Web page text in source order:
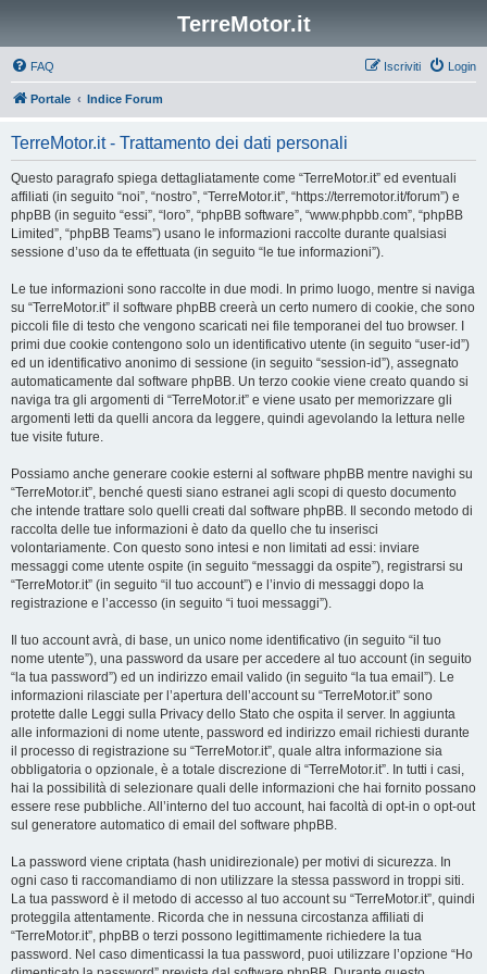
TerreMotor.it
FAQ Login
Iscriviti
Portale Indice Forum
TerreMotor.it - Trattamento dei dati personali
Questo paragrafo spiega dettagliatamente come “TerreMotor.it” ed eventuali
affiliati (in seguito “noi”, “nostro”, “TerreMotor.it”, “https://terremotor.it/forum”) e
phpBB (in seguito “essi”, “loro”, “phpBB software”, “www.phpbb.com”, “phpBB
Limited”, “phpBB Teams”) usano le informazioni raccolte durante qualsiasi
sessione d’uso da te effettuata (in seguito “le tue informazioni”).
Le tue informazioni sono raccolte in due modi. In primo luogo, mentre si naviga
su “TerreMotor.it” il software phpBB creerà un certo numero di cookie, che sono
piccoli file di testo che vengono scaricati nei file temporanei del tuo browser. I
primi due cookie contengono solo un identificativo utente (in seguito “user-id”)
ed un identificativo anonimo di sessione (in seguito “session-id”), assegnato
automaticamente dal software phpBB. Un terzo cookie viene creato quando si
naviga tra gli argomenti di “TerreMotor.it” e viene usato per memorizzare gli
argomenti letti da quelli ancora da leggere, quindi agevolando la lettura nelle
tue visite future.
Possiamo anche generare cookie esterni al software phpBB mentre navighi su
“TerreMotor.it”, benché questi siano estranei agli scopi di questo documento
che intende trattare solo quelli creati dal software phpBB. Il secondo metodo di
raccolta delle tue informazioni è dato da quello che tu inserisci
volontariamente. Con questo sono intesi e non limitati ad essi: inviare
messaggi come utente ospite (in seguito “messaggi da ospite”), registrarsi su
“TerreMotor.it” (in seguito “il tuo account”) e l’invio di messaggi dopo la
registrazione e l’accesso (in seguito “i tuoi messaggi”).
Il tuo account avrà, di base, un unico nome identificativo (in seguito “il tuo
nome utente”), una password da usare per accedere al tuo account (in seguito
“la tua password”) ed un indirizzo email valido (in seguito “la tua email”). Le
informazioni rilasciate per l’apertura dell’account su “TerreMotor.it” sono
protette dalle Leggi sulla Privacy dello Stato che ospita il server. In aggiunta
alle informazioni di nome utente, password ed indirizzo email richiesti durante
il processo di registrazione su “TerreMotor.it”, quale altra informazione sia
obbligatoria o opzionale, è a totale discrezione di “TerreMotor.it”. In tutti i casi,
hai la possibilità di selezionare quali delle informazioni che hai fornito possano
essere rese pubbliche. All’interno del tuo account, hai facoltà di opt-in o opt-out
sul generatore automatico di email del software phpBB.
La password viene criptata (hash unidirezionale) per motivi di sicurezza. In
ogni caso ti raccomandiamo di non utilizzare la stessa password in troppi siti.
La tua password è il metodo di accesso al tuo account su “TerreMotor.it”, quindi
proteggila attentamente. Ricorda che in nessuna circostanza affiliati di
“TerreMotor.it”, phpBB o terzi possono legittimamente richiedere la tua
password. Nel caso dimenticassi la tua password, puoi utilizzare l’opzione “Ho